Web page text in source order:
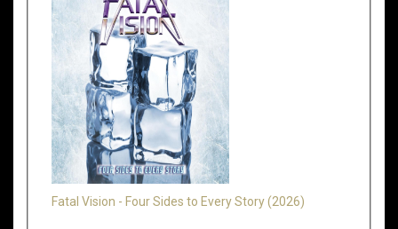
Fatal Vision - Four Sides to Every Story (2026)